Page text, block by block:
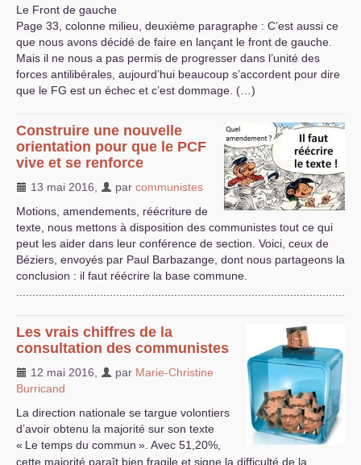
Le Front de gauche
Page 33, colonne milieu, deuxième paragraphe : C’est aussi ce
que nous avons décidé de faire en lançant le front de gauche.
Mais il ne nous a pas permis de progresser dans l’unité des
forces antilibérales, aujourd’hui beaucoup s’accordent pour dire
que le FG est un échec et c’est dommage. (…)
Construire une nouvelle
orientation pour que le PCF
vive et se renforce
13 mai 2016 par communistes
Motions, amendements, réécriture de
texte, nous mettons à disposition des communistes tout ce qui
peut les aider dans leur conférence de section. Voici, ceux de
Béziers, envoyés par Paul Barbazange, dont nous partageons la
conclusion : il faut réécrire la base commune.
Les vrais chiffres de la
consultation des communistes
12 mai 2016 par Marie-Christine
Burricand
La direction nationale se targue volontiers
d’avoir obtenu la majorité sur son texte
« Le temps du commun ». Avec 51,20%,
cette majorité paraît bien fragile et signe la difficulté de la